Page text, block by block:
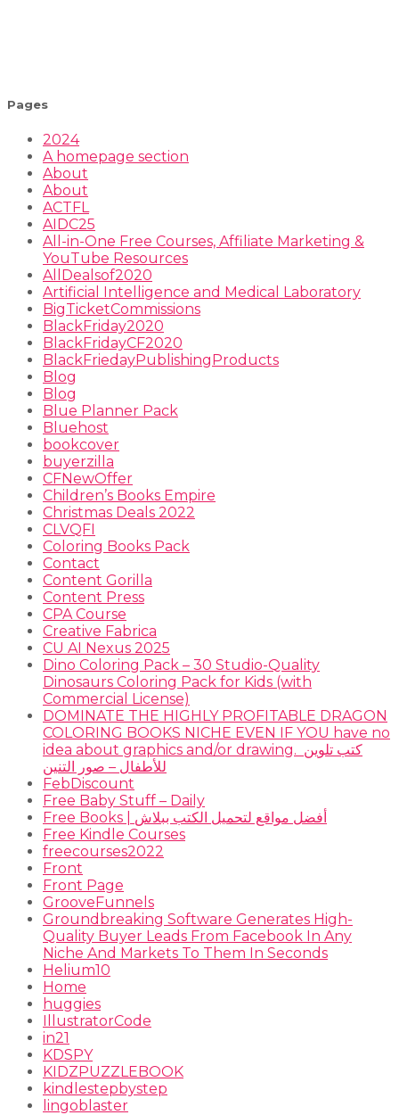
Pages
2024
A homepage section
About
About
ACTFL
AIDC25
All-in-One Free Courses, Affiliate Marketing &
YouTube Resources
AllDealsof2020
Artificial Intelligence and Medical Laboratory
BigTicketCommissions
BlackFriday2020
BlackFridayCF2020
BlackFriedayPublishingProducts
Blog
Blog
Blue Planner Pack
Bluehost
bookcover
buyerzilla
CFNewOffer
Children’s Books Empire
Christmas Deals 2022
CLVQFI
Coloring Books Pack
Contact
Content Gorilla
Content Press
CPA Course
Creative Fabrica
CU AI Nexus 2025
Dino Coloring Pack – 30 Studio-Quality
Dinosaurs Coloring Pack for Kids (with
Commercial License)
DOMINATE THE HIGHLY PROFITABLE DRAGON
COLORING BOOKS NICHE EVEN IF YOU have no
idea about graphics and/or drawing. ​ كتب تلوين
للأطفال – صور التنين
FebDiscount
Free Baby Stuff – Daily
Free Books | أفضل مواقع لتحميل الكتب ببلاش
Free Kindle Courses
freecourses2022
Front
Front Page
GrooveFunnels
Groundbreaking Software Generates High-
Quality Buyer Leads From Facebook In Any
Niche And Markets To Them In Seconds
Helium10
Home
huggies
IllustratorCode
in21
KDSPY
KIDZPUZZLEBOOK
kindlestepbystep
lingoblaster